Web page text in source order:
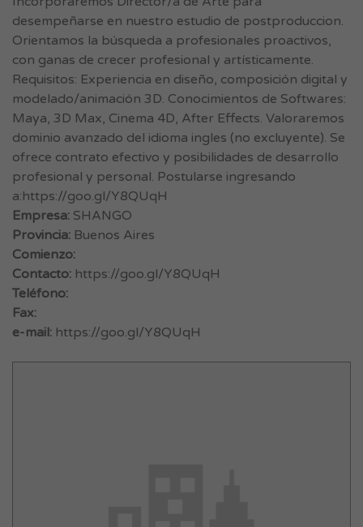
desempeñarse en nuestro estudio de postproduccion.
Orientamos la búsqueda a profesionales proactivos,
con ganas de crecer profesional y artísticamente.
Requisitos: Experiencia en diseño, composición digital y
modelado/animación 3D. Conocimientos de Softwares:
Maya, 3D Max, Cinema 4D, After Effects. Valoraremos
dominio avanzado del idioma ingles (no excluyente). Se
ofrece contrato efectivo y posibilidades de desarrollo
profesional y personal. Postularse ingresando
a:https://goo.gl/Y8QUqH
Empresa: SHANGO
Provincia: Buenos Aires
Comienzo:
Contacto: https://goo.gl/Y8QUqH
Teléfono:
Fax:
e-mail: https://goo.gl/Y8QUqH